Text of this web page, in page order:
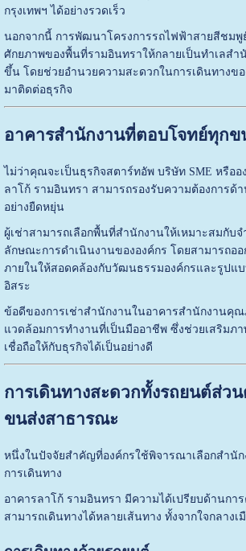
กรุงเทพฯ ได้อย่างรวดเร็ว
นอกจากนี้ การพัฒนาโครงการรถไฟฟ้าสายสีชมพู
ศักยภาพของพื้นที่รามอินทราให้กลายเป็นทำเลสำ
ขึ้น โดยช่วยอำนวยความสะดวกในการเดินทางข
มาติดต่อธุรกิจ
อาคารสำนักงานที่ตอบโจทย์ทุกข
ไม่ว่าคุณจะเป็นธุรกิจสตาร์ทอัพ บริษัท SME หรือ
ลาโก้ รามอินทรา สามารถรองรับความต้องการด้
อย่างยืดหยุ่น
ผู้เช่าสามารถเลือกพื้นที่สำนักงานให้เหมาะสมกับ
ลักษณะการดำเนินงานขององค์กร โดยสามารถอ
ภายในให้สอดคล้องกับวัฒนธรรมองค์กรและรูปแบ
อิสระ
ข้อดีของการเช่าสำนักงานในอาคารสำนักงานคุ
แวดล้อมการทำงานที่เป็นมืออาชีพ ซึ่งช่วยเสริมภ
เชื่อถือให้กับธุรกิจได้เป็นอย่างดี
การเดินทางสะดวกทั้งรถยนต์ส่ว
ขนส่งสาธารณะ
หนึ่งในปัจจัยสำคัญที่องค์กรใช้พิจารณาเลือกสำนั
การเดินทาง
อาคารลาโก้ รามอินทรา มีความได้เปรียบด้านกา
สามารถเดินทางได้หลายเส้นทาง ทั้งจากใจกลาง